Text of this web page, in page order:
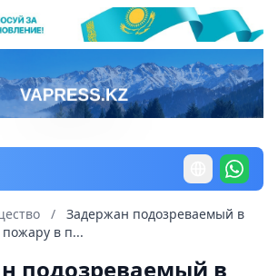
/
Задержан подозреваемый в
пожару в п...
подозреваемый в